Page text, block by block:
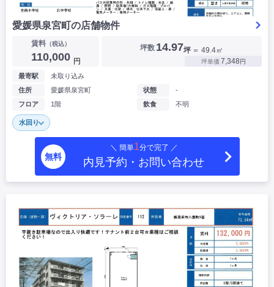
愛媛県泉宮町の店舗物件
賃料（税込）
110,000 円
坪数 14.97坪 ＝ 49.4㎡
坪単価 7,348円
最寄駅
未取り込み
住所
愛媛県泉宮町
フロア
1階
状態
-
飲食
不明
水回り
無料
＼ 簡単1分で完了 ／
内見予約・お問い合わせ